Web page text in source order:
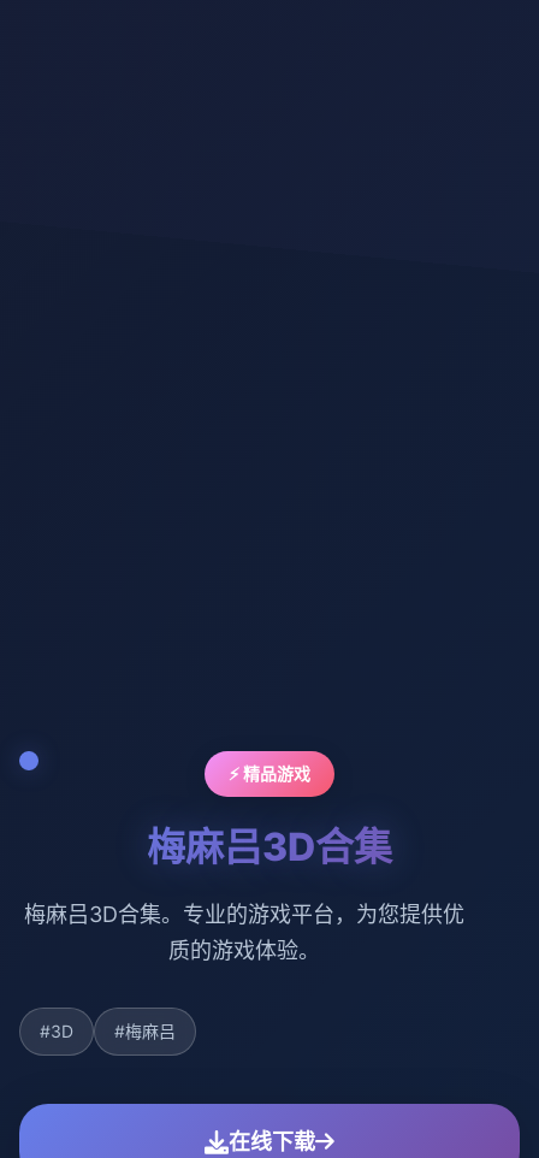
⚡ 精品游戏
梅麻吕3D合集
梅麻吕3D合集。专业的游戏平台，为您提供优
质的游戏体验。
#3D #梅麻吕
在线下载